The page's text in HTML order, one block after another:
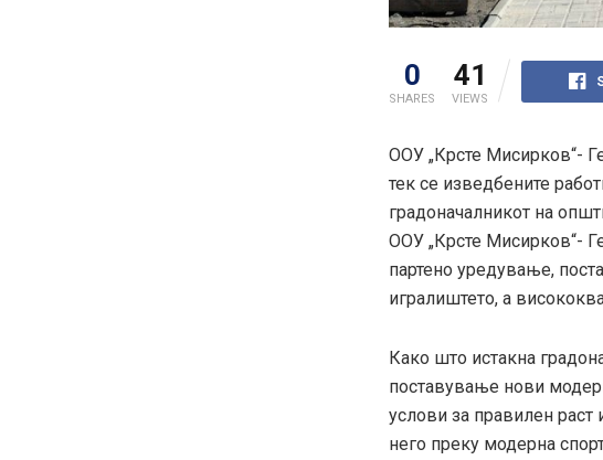
0
SHARES
41
VIEWS
ООУ „Крсте Мисирков“-
тек се изведбените
градоначалникот на
ООУ „Крсте Мисирков“-
партено уредување,
игралиштето, а
Како што истакна
поставување нови
услови за правилен раст
него преку модерна